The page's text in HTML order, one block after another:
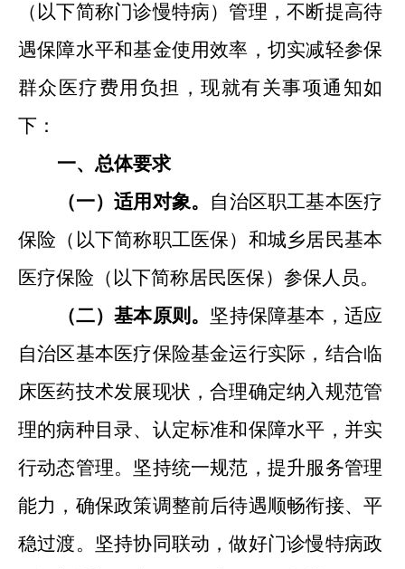
（以下简称门诊慢特病）管理，不断提高待
遇保障水平和基金使用效率，切实减轻参保
群众医疗费用负担，现就有关事项通知如
下：
一、 总体要求
（一）适用对象。 自治区职工基本医疗
保险（以下简称职工医保）和城乡居民基本
医疗保险（以下简称居民医保）参保人员。
（二）基本原则。 坚持保障基本，适应
自治区基本医疗保险基金运行实际，结合临
床医药技术发展现状，合理确定纳入规范管
理的病种目录、 认定标准和保障水平，并实
行动态管理。坚持统一规范，提升服务管理
能力，确保政策调整前后待遇顺畅衔接、平
稳过渡。坚持协同联动，做好门诊慢特病政